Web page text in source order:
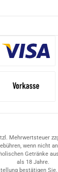
Mehrwertsteuer
wenn nicht
Getränke
als 18 Jahre.
bestätigen